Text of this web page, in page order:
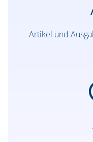
Artikel und